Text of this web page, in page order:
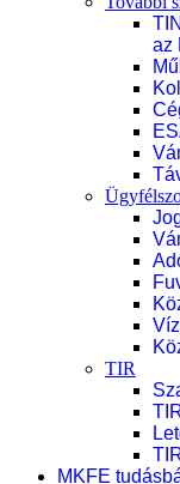
az
TIR
MKFE